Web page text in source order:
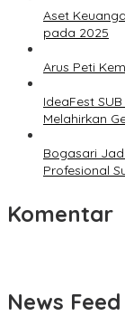
Aset
pada 2025
Arus Peti
IdeaFest
Melahirkan
Bogasari
Profesional
Komentar
News Feed